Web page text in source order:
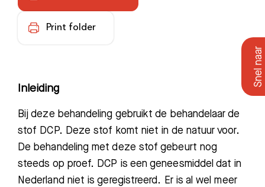
Print folder
Inleiding
Bij deze behandeling gebruikt de behandelaar de
stof DCP. Deze stof komt niet in de natuur voor.
De behandeling met deze stof gebeurt nog
steeds op proef. DCP is een geneesmiddel dat in
Nederland niet is geregistreerd. Er is al wel meer